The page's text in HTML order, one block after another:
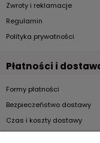
Zwroty i reklamacje
Regulamin
Polityka prywatności
Płatności i
Formy płatności
Bezpieczeństwo dostawy
Czas i koszty dostawy